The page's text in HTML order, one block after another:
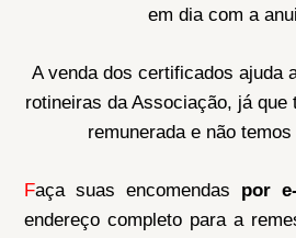
em dia com a
A venda dos certificados ajuda
rotineiras da Associação, já que
remunerada e não
Faça suas encomendas por
endereço completo para a